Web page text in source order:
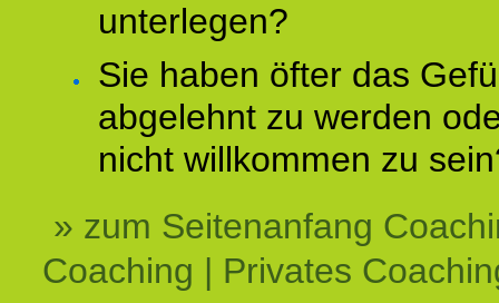
unterlegen?
Sie haben öfter das
abgelehnt zu werden
nicht willkommen zu
» zum Seitenanfang
Coaching | Privates